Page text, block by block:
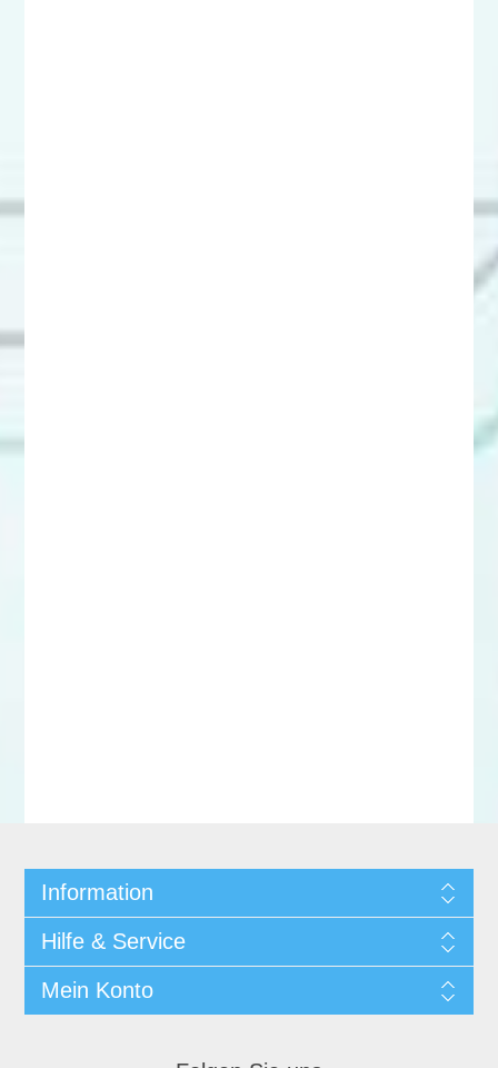
Information
Hilfe & Service
Mein Konto